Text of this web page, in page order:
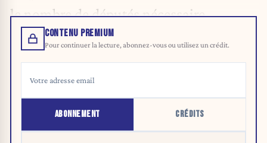
le nombre de députés nécessaire.
CONTENU PREMIUM
Pour continuer la lecture, abonnez-vous ou utilisez un crédit.
ABONNEMENT CRÉDITS